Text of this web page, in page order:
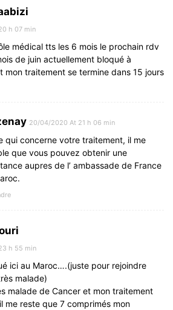
h 07 min
médical tts les 6 mois le prochain rdv
de juin actuellement bloqué à
mon traitement se termine dans 15 jours
20/04/2020 At 21 h 06 min
qui concerne votre traitement, il me
que vous pouvez obtenir une
aupres de l’ ambassade de France
h 55 min
ici au Maroc….(juste pour rejoindre
malade)
malade de Cancer et mon traitement
me reste que 7 comprimés mon